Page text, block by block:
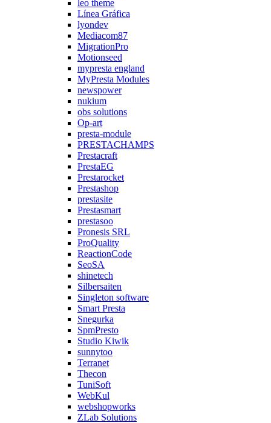
leo theme
Línea Gráfica
lyondev
Mediacom87
MigrationPro
Motionseed
mypresta england
MyPresta Modules
newspower
nukium
obs solutions
Op-art
presta-module
PRESTACHAMPS
Prestacraft
PrestaEG
Prestarocket
Prestashop
prestasite
Prestasmart
prestasoo
Pronesis SRL
ProQuality
ReactionCode
SeoSA
shinetech
Silbersaiten
Singleton software
Smart Presta
Snegurka
SpmPresto
Studio Kiwik
sunnytoo
Terranet
Thecon
TuniSoft
WebKul
webshopworks
ZLab Solutions